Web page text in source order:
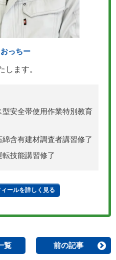
っちー
します。
型安全帯使用作業特別教育
含有建材調査者講習修了
技能講習修了
ールを詳しく見る
覧 前の記事